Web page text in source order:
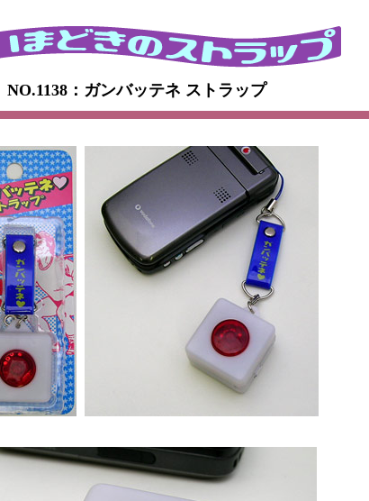
NO.1138：ガンバッテネ ストラップ